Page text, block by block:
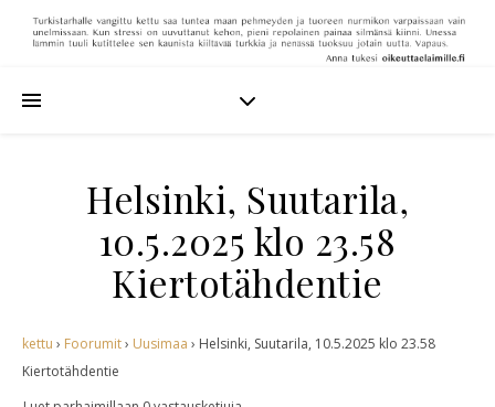
Helsinki, Suutarila,
10.5.2025 klo 23.58
Kiertotähdentie
kettu › Foorumit› Uusimaa › Helsinki, Suutarila, 10.5.2025 klo 23.58
Kiertotähdentie